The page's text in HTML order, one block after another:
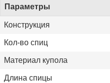
Параметры
Конструкция
Кол-во спиц
Материал купола
Длина спицы